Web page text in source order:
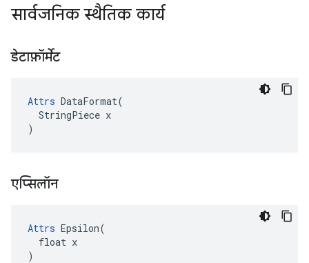
सार्वजनिक स्थैतिक कार्य
डेटाफ़ॉर्मेट
Attrs DataFormat(
  StringPiece x
)
एप्सिलॉन
Attrs Epsilon(
  float x
)